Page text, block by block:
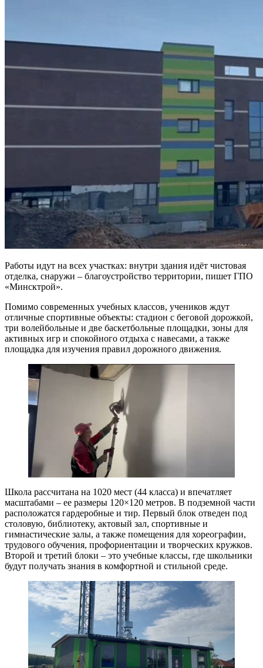
Работы идут на всех участках: внутри здания идёт чистовая
отделка, снаружи – благоустройство территории, пишет ГПО
«Минсктрой».
Помимо современных учебных классов, учеников ждут
отличные спортивные объекты: стадион с беговой дорожкой,
три волейбольные и две баскетбольные площадки, зоны для
активных игр и спокойного отдыха с навесами, а также
площадка для изучения правил дорожного движения.
Школа рассчитана на 1020 мест (44 класса) и впечатляет
масштабами – ее размеры 120×120 метров. В подземной части
расположатся гардеробные и тир. Первый блок отведен под
столовую, библиотеку, актовый зал, спортивные и
гимнастические залы, а также помещения для хореографии,
трудового обучения, профориентации и творческих кружков.
Второй и третий блоки – это учебные классы, где школьники
будут получать знания в комфортной и стильной среде.